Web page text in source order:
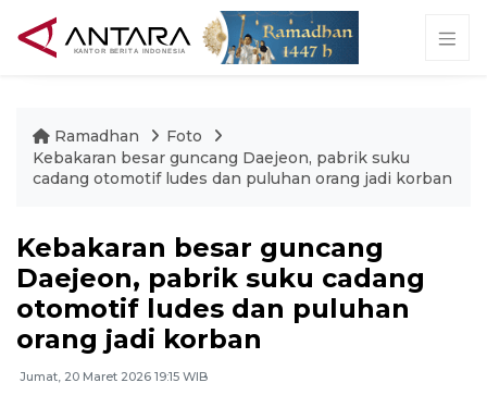
Ramadhan
Foto
Kebakaran besar guncang Daejeon, pabrik suku
cadang otomotif ludes dan puluhan orang jadi korban
Kebakaran besar guncang
Daejeon, pabrik suku cadang
otomotif ludes dan puluhan
orang jadi korban
Jumat, 20 Maret 2026 19:15 WIB